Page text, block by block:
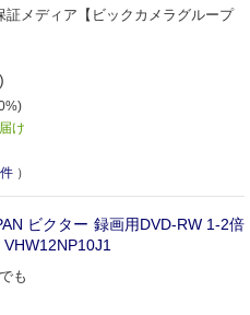
証メディア【ビックカメラグループ
け
件 ）
ビクター 録画用DVD-RW 1-2倍
も